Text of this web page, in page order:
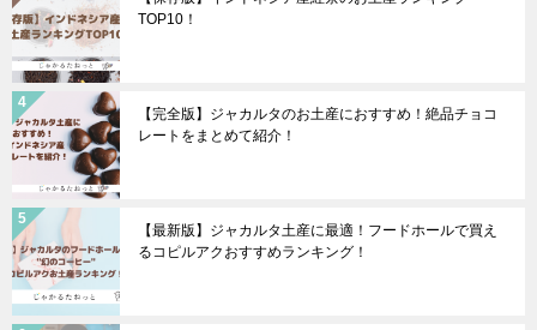
TOP10！
【完全版】ジャカルタのお土産におすすめ！絶品チョコ
レートをまとめて紹介！
【最新版】ジャカルタ土産に最適！フードホールで買え
るコピルアクおすすめランキング！